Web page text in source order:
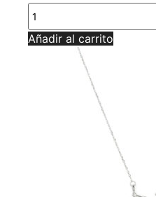
GARGANTILLA
CONSTELACIONES
SAGITARIO
AG
Añadir al carrito